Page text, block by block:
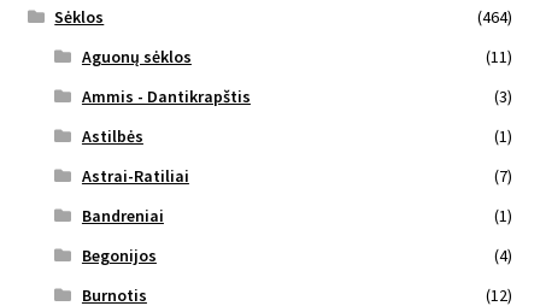
Sėklos
(464)
Aguonų sėklos
(11)
Ammis - Dantikrapštis
(3)
Astilbės
(1)
Astrai-Ratiliai
(7)
Bandreniai
(1)
Begonijos
(4)
Burnotis
(12)